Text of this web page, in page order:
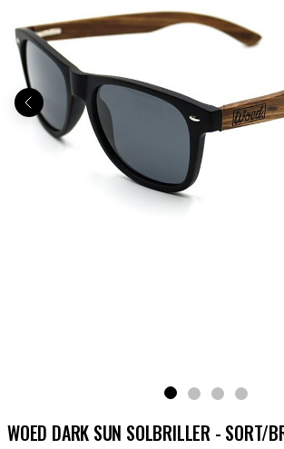
WOED DARK SUN SOLBRILLER - SORT/